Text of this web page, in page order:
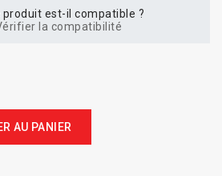
produit est-il compatible ?
la compatibilité
AU PANIER